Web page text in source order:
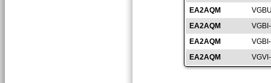
EA2AQM
EA2AQM
EA2AQM
EA2AQM